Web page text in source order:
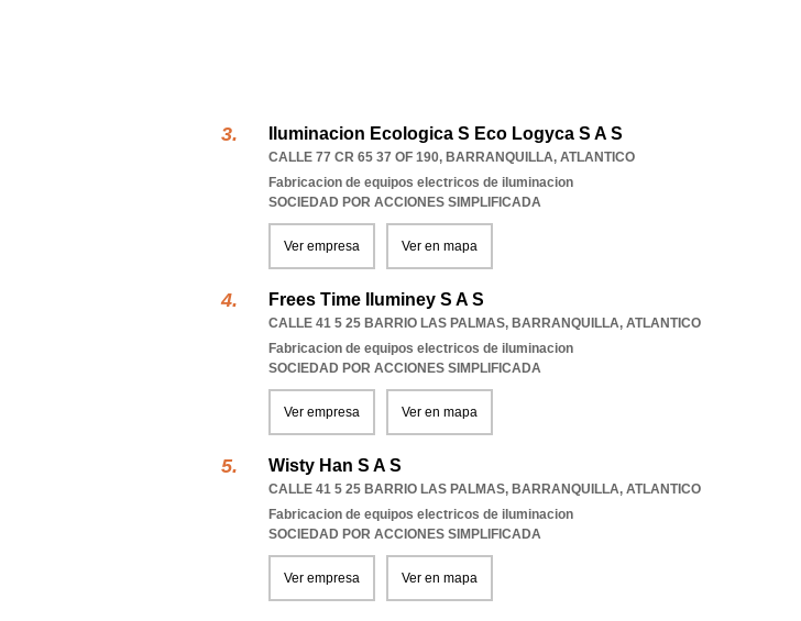
Iluminacion Ecologica S Eco Logyca S A S
CALLE 77 CR 65 37 OF 190, BARRANQUILLA, ATLANTICO
Fabricacion de equipos electricos de iluminacion
SOCIEDAD POR ACCIONES SIMPLIFICADA
Ver empresa Ver en mapa
Frees Time Iluminey S A S
CALLE 41 5 25 BARRIO LAS PALMAS, BARRANQUILLA, ATLANTICO
Fabricacion de equipos electricos de iluminacion
SOCIEDAD POR ACCIONES SIMPLIFICADA
Ver empresa Ver en mapa
Wisty Han S A S
CALLE 41 5 25 BARRIO LAS PALMAS, BARRANQUILLA, ATLANTICO
Fabricacion de equipos electricos de iluminacion
SOCIEDAD POR ACCIONES SIMPLIFICADA
Ver empresa Ver en mapa